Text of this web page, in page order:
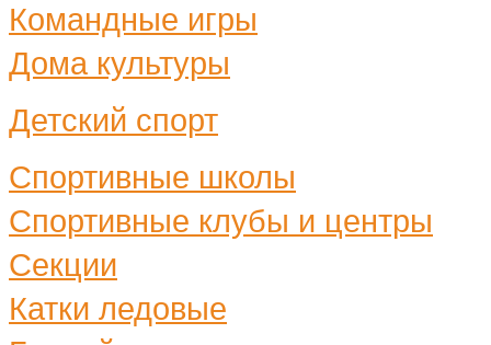
Командные игры
Дома культуры
Детский спорт
Спортивные школы
Спортивные клубы и центры
Секции
Катки ледовые